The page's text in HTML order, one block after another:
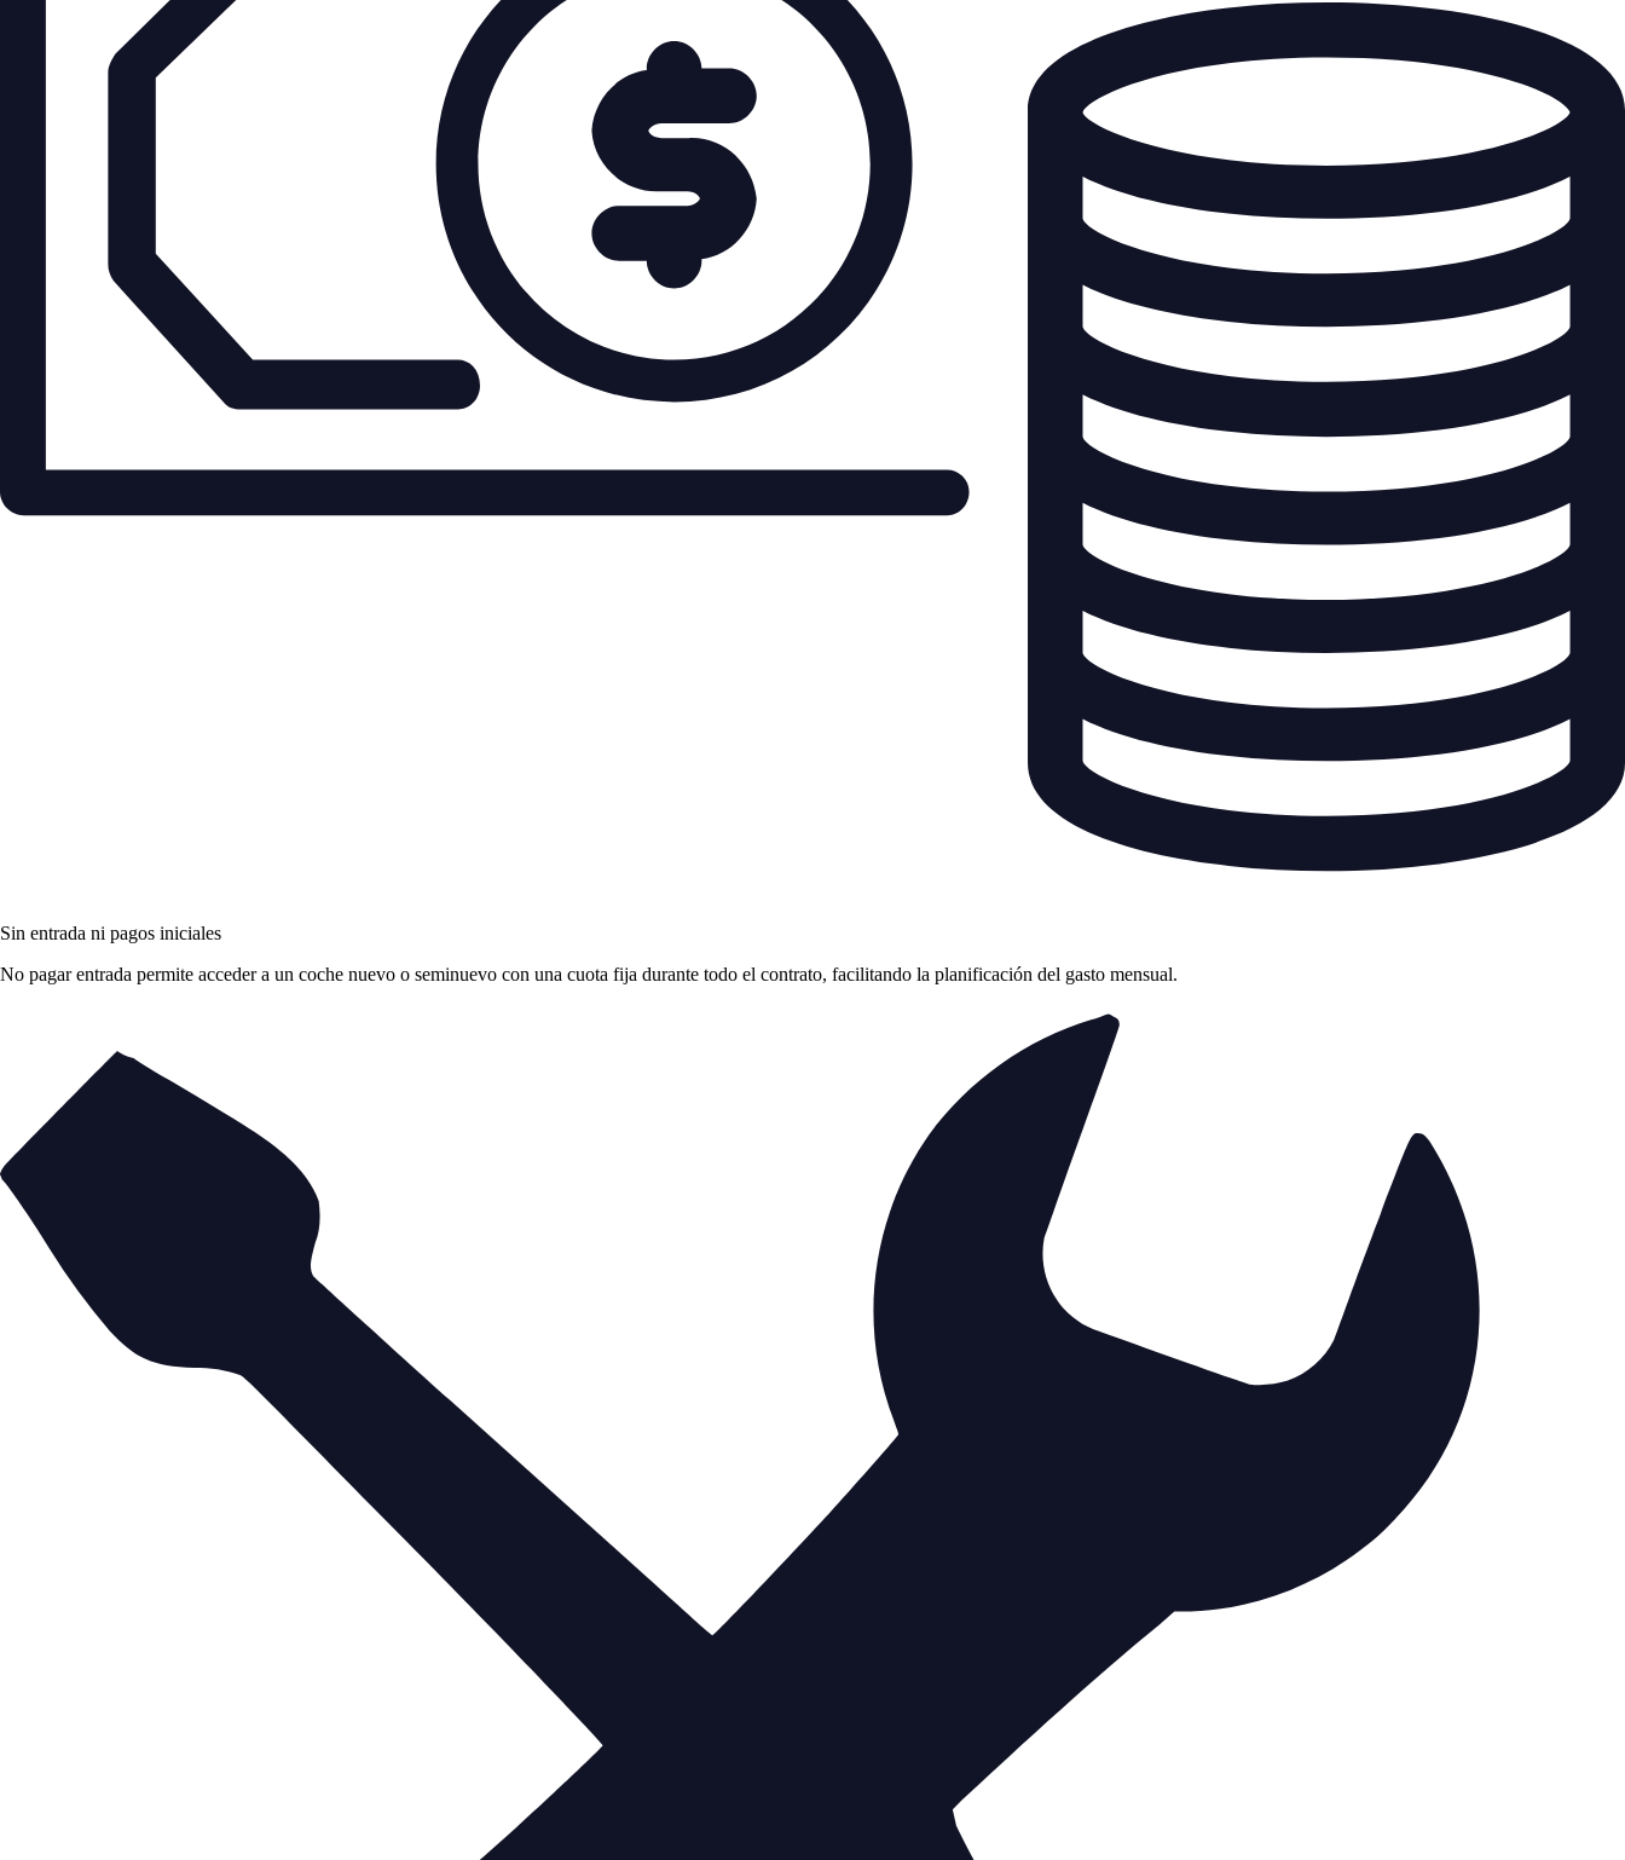
Sin entrada ni pagos iniciales
No pagar entrada permite acceder a un coche nuevo o seminuevo con una cuota fija durante todo el contrato, facilitando la planificación del gasto mensual.